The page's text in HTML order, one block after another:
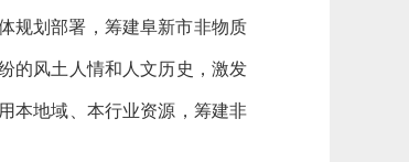
规划部署，筹建阜新市非物质
的风土人情和人文历史，激发
本地域、本行业资源，筹建非